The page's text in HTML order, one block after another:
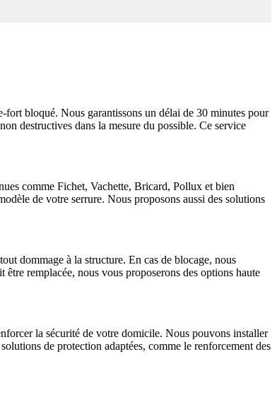
bloqué. Nous garantissons un délai de 30 minutes pour
destructives dans la mesure du possible. Ce service
comme Fichet, Vachette, Bricard, Pollux et bien
de votre serrure. Nous proposons aussi des solutions
dommage à la structure. En cas de blocage, nous
remplacée, nous vous proposerons des options haute
la sécurité de votre domicile. Nous pouvons installer
de protection adaptées, comme le renforcement des